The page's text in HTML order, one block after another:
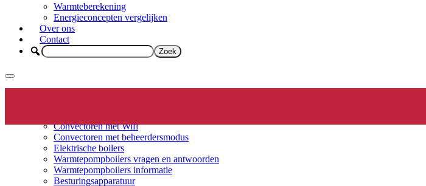
Warmteberekening
Energieconcepten vergelijken
Over ons
Contact
Convectoren met Wifi
Convectoren met beheerdersmodus
Elektrische boilers
Warmtepompboilers vragen en antwoorden
Warmtepompboilers informatie
Besturingsapparatuur